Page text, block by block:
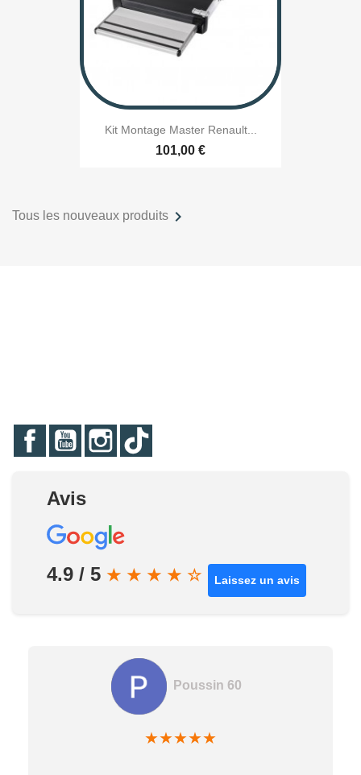
Kit Montage Master Renault...
101,00 €
Tous les nouveaux produits 
FacebookYouTubeInstagram
Avis
4.9 / 5 ★ ★ ★ ★ ☆ Laissez un avis
Poussin 60
★★★★★